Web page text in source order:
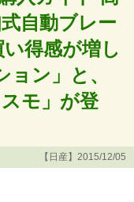
自動ブレー
得感が増し
ン」と、
モ」が登
【日産】2015/12/05